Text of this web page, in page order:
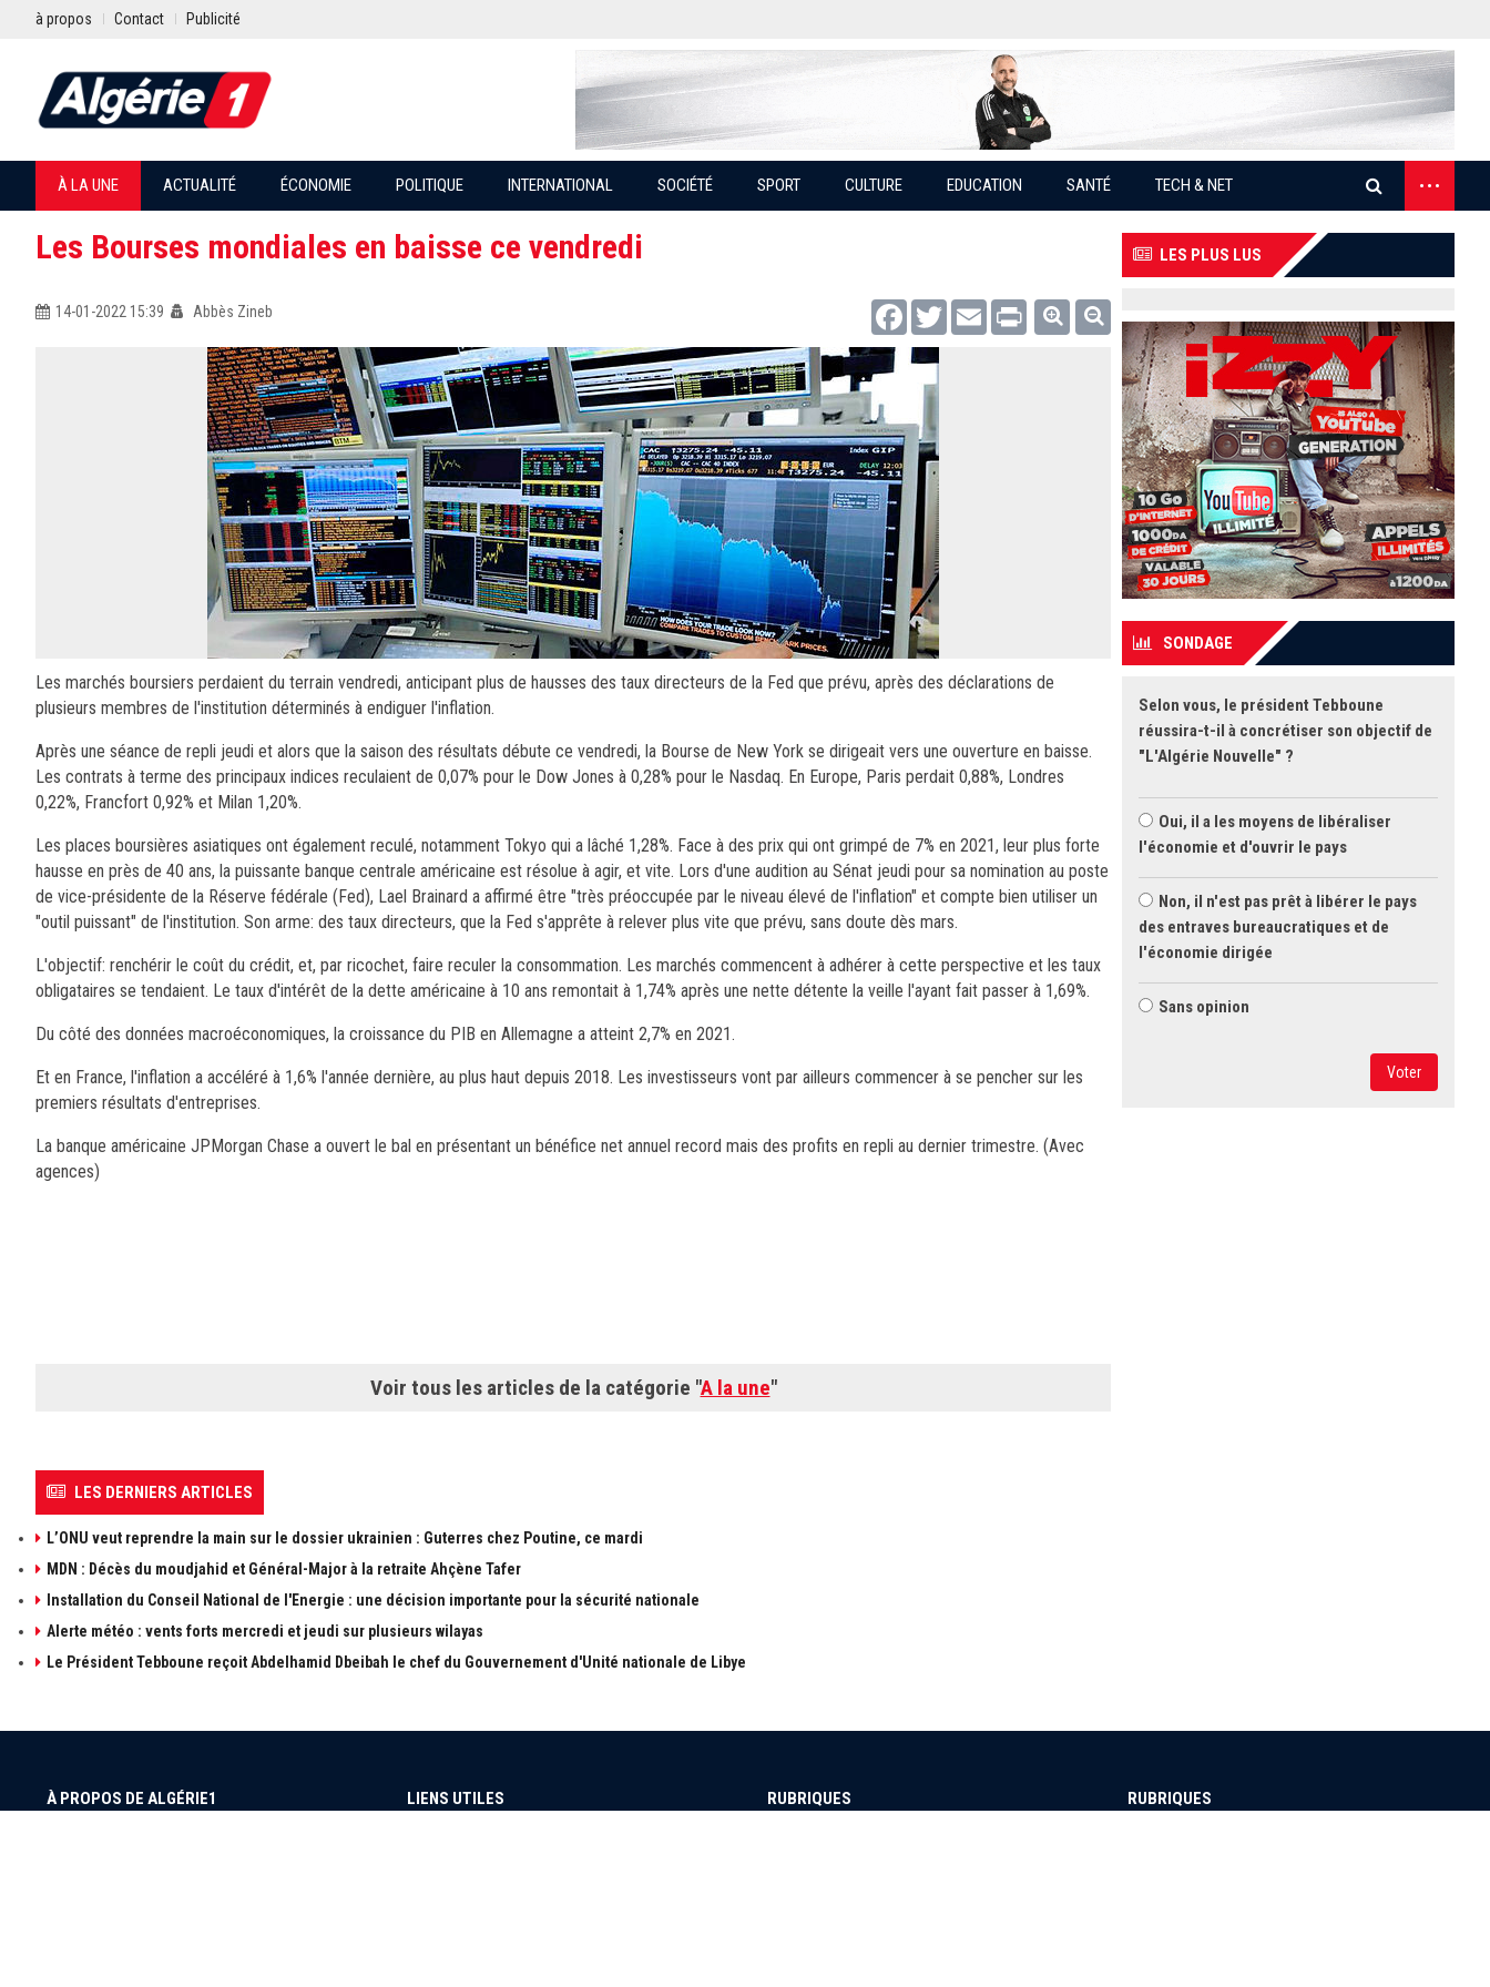
à propos Contact Publicité
À LA UNE ACTUALITÉ ÉCONOMIE POLITIQUE INTERNATIONAL SOCIÉTÉ SPORT CULTURE EDUCATION SANTÉ TECH & NET
...
Les Bourses mondiales en baisse ce vendredi
14-01-2022 15:39 Abbès Zineb FacebookTwitter Email Print
Les marchés boursiers perdaient du terrain vendredi, anticipant plus de hausses des taux directeurs de la Fed que prévu, après des déclarations de
plusieurs membres de l'institution déterminés à endiguer l'inflation.
Après une séance de repli jeudi et alors que la saison des résultats débute ce vendredi, la Bourse de New York se dirigeait vers une ouverture en baisse.
Les contrats à terme des principaux indices reculaient de 0,07% pour le Dow Jones à 0,28% pour le Nasdaq. En Europe, Paris perdait 0,88%, Londres
0,22%, Francfort 0,92% et Milan 1,20%.
Les places boursières asiatiques ont également reculé, notamment Tokyo qui a lâché 1,28%. Face à des prix qui ont grimpé de 7% en 2021, leur plus forte
hausse en près de 40 ans, la puissante banque centrale américaine est résolue à agir, et vite. Lors d'une audition au Sénat jeudi pour sa nomination au poste
de vice-présidente de la Réserve fédérale (Fed), Lael Brainard a affirmé être "très préoccupée par le niveau élevé de l'inflation" et compte bien utiliser un
"outil puissant" de l'institution. Son arme: des taux directeurs, que la Fed s'apprête à relever plus vite que prévu, sans doute dès mars.
L'objectif: renchérir le coût du crédit, et, par ricochet, faire reculer la consommation. Les marchés commencent à adhérer à cette perspective et les taux
obligataires se tendaient. Le taux d'intérêt de la dette américaine à 10 ans remontait à 1,74% après une nette détente la veille l'ayant fait passer à 1,69%.
Du côté des données macroéconomiques, la croissance du PIB en Allemagne a atteint 2,7% en 2021.
Et en France, l'inflation a accéléré à 1,6% l'année dernière, au plus haut depuis 2018. Les investisseurs vont par ailleurs commencer à se pencher sur les
premiers résultats d'entreprises.
La banque américaine JPMorgan Chase a ouvert le bal en présentant un bénéfice net annuel record mais des profits en repli au dernier trimestre. (Avec
agences)
Voir tous les articles de la catégorie "A la une"
LES DERNIERS ARTICLES
L’ONU veut reprendre la main sur le dossier ukrainien : Guterres chez Poutine, ce mardi
MDN : Décès du moudjahid et Général-Major à la retraite Ahçène Tafer
Installation du Conseil National de l'Energie : une décision importante pour la sécurité nationale
Alerte météo : vents forts mercredi et jeudi sur plusieurs wilayas
Le Président Tebboune reçoit Abdelhamid Dbeibah le chef du Gouvernement d'Unité nationale de Libye
LES PLUS LUS
SONDAGE
Selon vous, le président Tebboune
réussira-t-il à concrétiser son objectif de
"L'Algérie Nouvelle" ?
Oui, il a les moyens de libéraliser
l'économie et d'ouvrir le pays
Non, il n'est pas prêt à libérer le pays
des entraves bureaucratiques et de
l'économie dirigée
Sans opinion
Voter
À PROPOS DE ALGÉRIE1 LIENS UTILES RUBRIQUES RUBRIQUES